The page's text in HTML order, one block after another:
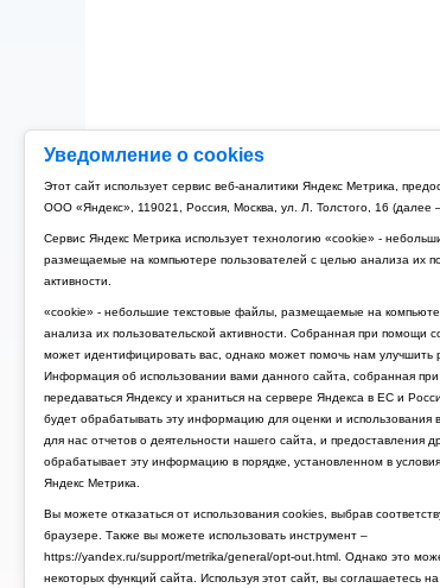
Уведомление о cookies
Этот сайт использует сервис веб-аналитики Яндекс Метрика,
ООО «Яндекс», 119021, Россия, Москва, ул. Л. Толстого, 16 (далее
Сервис Яндекс Метрика использует технологию «cookie» -
размещаемые на компьютере пользователей с целью анализа их
активности.
«cookie» - небольшие текстовые файлы, размещаемые на
анализа их пользовательской активности. Собранная при помощи
может идентифицировать вас, однако может помочь нам улучшить
Информация об использовании вами данного сайта, собранная
передаваться Яндексу и храниться на сервере Яндекса в ЕС и
будет обрабатывать эту информацию для оценки и использования
для нас отчетов о деятельности нашего сайта, и предоставления
обрабатывает эту информацию в порядке, установленном в
Яндекс Метрика.
Вы можете отказаться от использования cookies, выбрав
браузере. Также вы можете использовать инструмент –
https://yandex.ru/support/metrika/general/opt-out.html. Однако это
некоторых функций сайта. Используя этот сайт, вы соглашаетесь